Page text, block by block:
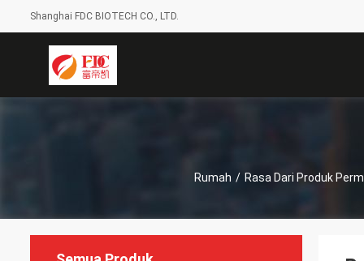
Shanghai FDC BIOTECH CO., LTD.
Rumah / Rasa Dari Produk